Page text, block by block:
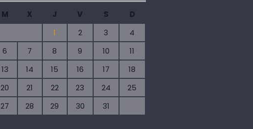
M X J V S
D
1
2 3
4
6 7 8 9 10
11
13 14 15 16 17
18
20 21 22 23 24
25
27 28 29 30
31